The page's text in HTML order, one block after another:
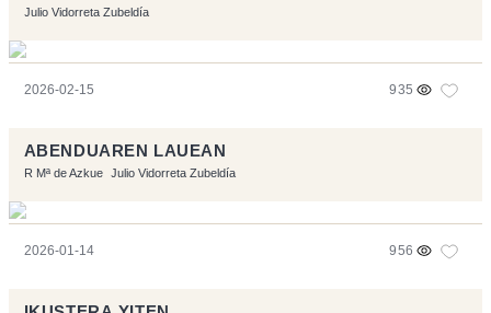
Julio Vidorreta Zubeldía
2026-02-15 935
ABENDUAREN LAUEAN
R Mª de Azkue Julio Vidorreta Zubeldía
2026-01-14 956